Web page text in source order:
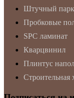
Штучный
Пробковые
SPC ламинат
Кварцвинил
Плинтус
Строительная